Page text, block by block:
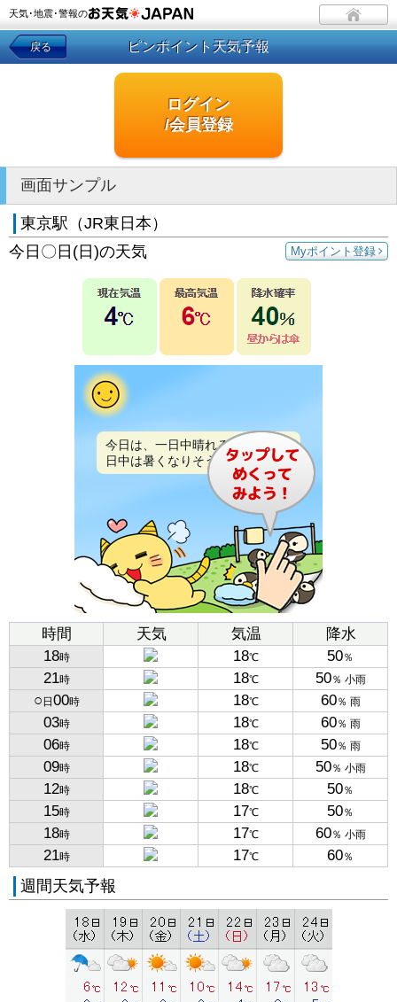
天気･地震･警報の
戻る ピンポイント天気予報
ログイン
/会員登録
画面サンプル
東京駅（JR東日本）
Myポイント登録
今日〇日(日)の天気
今日は、一日中晴れるでしょう。
日中は暑くなりそうです。
時間 天気 気温
降水
18時 18℃ 50％
21時 18℃ 50％ 小雨
○ 日 00時 18℃ 60％ 雨
03時 18℃ 60％ 雨
06時 18℃ 50％ 雨
09時 18℃ 50％ 小雨
12時 18℃ 50％
15時 17℃ 50％
18時 17℃ 60％ 小雨
21時 17℃ 60％
週間天気予報